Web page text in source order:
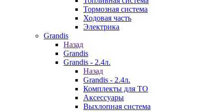
Тормозная система
Ходовая часть
Электрика
Grandis
Назад
Grandis
Grandis - 2.4л.
Назад
Grandis - 2.4л.
Комплекты для ТО
Аксессуары
Выхлопная система